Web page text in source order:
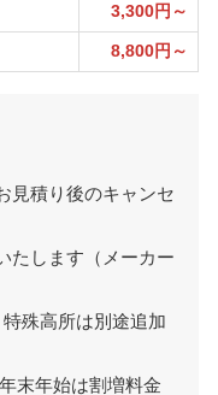
3,300円～
8,800円～
見積り後のキャンセ
たします（メーカー
殊高所は別途追加
末年始は割増料金